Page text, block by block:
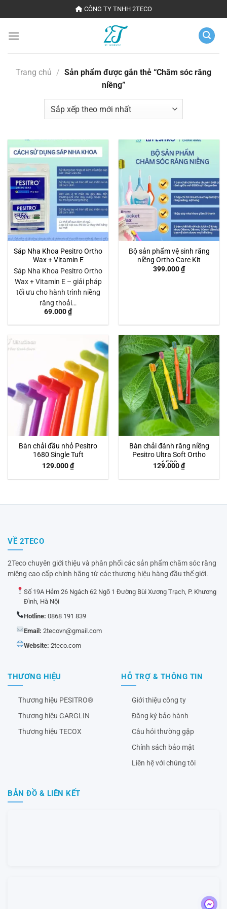
đến
nội
CÔNG TY TNHH 2TECO
Trang chủ / Sản phẩm được gắn thẻ “Chăm sóc răng
niềng”
Sáp Nha Khoa Pesitro Ortho
Wax + Vitamin E
Sáp Nha Khoa Pesitro Ortho
Wax + Vitamin E – giải pháp
tối ưu cho hành trình niềng
răng thoải…
69.000₫
Bộ sản phẩm vệ sinh răng
niềng Ortho Care Kit
399.000₫
Bàn chải đầu nhỏ Pesitro
1680 Single Tuft
129.000₫
Bàn chải đánh răng niềng
Pesitro Ultra Soft Ortho
6580
129.000₫
VỀ 2TECO
2Teco chuyên giới thiệu và phân phối các sản phẩm chăm sóc răng
miệng cao cấp chính hãng từ các thương hiệu hàng đầu thế giới.
Số 19A Hẻm 26 Ngách 62 Ngõ 1 Đường Bùi Xương Trạch, P. Khương
Đình, Hà Nội
Hotline: 0868 191 839
Email: 2tecovn@gmail.com
Website: 2teco.com
THƯƠNG HIỆU
Thương hiệu PESITRO®
Thương hiệu GARGLIN
Thương hiệu TECOX
HỖ TRỢ & THÔNG TIN
Giới thiệu công ty
Đăng ký bảo hành
Câu hỏi thường gặp
Chính sách bảo mật
Liên hệ với chúng tôi
BẢN ĐỒ & LIÊN KẾT